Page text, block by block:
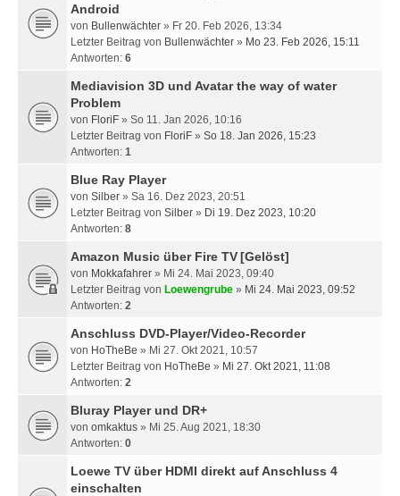
Android
von Bullenwächter » Fr 20. Feb 2026, 13:34
Letzter Beitrag von Bullenwächter » Mo 23. Feb 2026, 15:11
Antworten: 6
Mediavision 3D und Avatar the way of water
Problem
von FloriF » So 11. Jan 2026, 10:16
Letzter Beitrag von FloriF » So 18. Jan 2026, 15:23
Antworten: 1
Blue Ray Player
von Silber » Sa 16. Dez 2023, 20:51
Letzter Beitrag von Silber » Di 19. Dez 2023, 10:20
Antworten: 8
Amazon Music über Fire TV[Gelöst]
von Mokkafahrer » Mi 24. Mai 2023, 09:40
Letzter Beitrag von Loewengrube » Mi 24. Mai 2023, 09:52
Antworten: 2
Anschluss DVD-Player/Video-Recorder
von HoTheBe » Mi 27. Okt 2021, 10:57
Letzter Beitrag von HoTheBe » Mi 27. Okt 2021, 11:08
Antworten: 2
Bluray Player und DR+
von omkaktus » Mi 25. Aug 2021, 18:30
Antworten: 0
Loewe TV über HDMI direkt auf Anschluss 4
einschalten